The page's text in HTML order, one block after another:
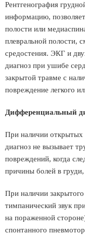
Рентгенография
информацию,
полости или
плевральной полости,
средостения. ЭКГ и
диагноз при ушибе
закрытой травме с
повреждение легкого
Дифференциальный
При наличии
диагноз не вызывает
повреждений, когда
причины болей в
При наличии
тимпанический звук
на пораженной
спонтанного